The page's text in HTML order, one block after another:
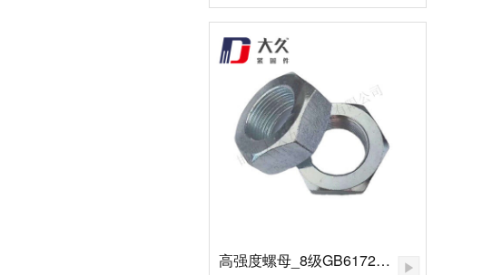
高强度螺母_8级GB6172镀锌薄螺母